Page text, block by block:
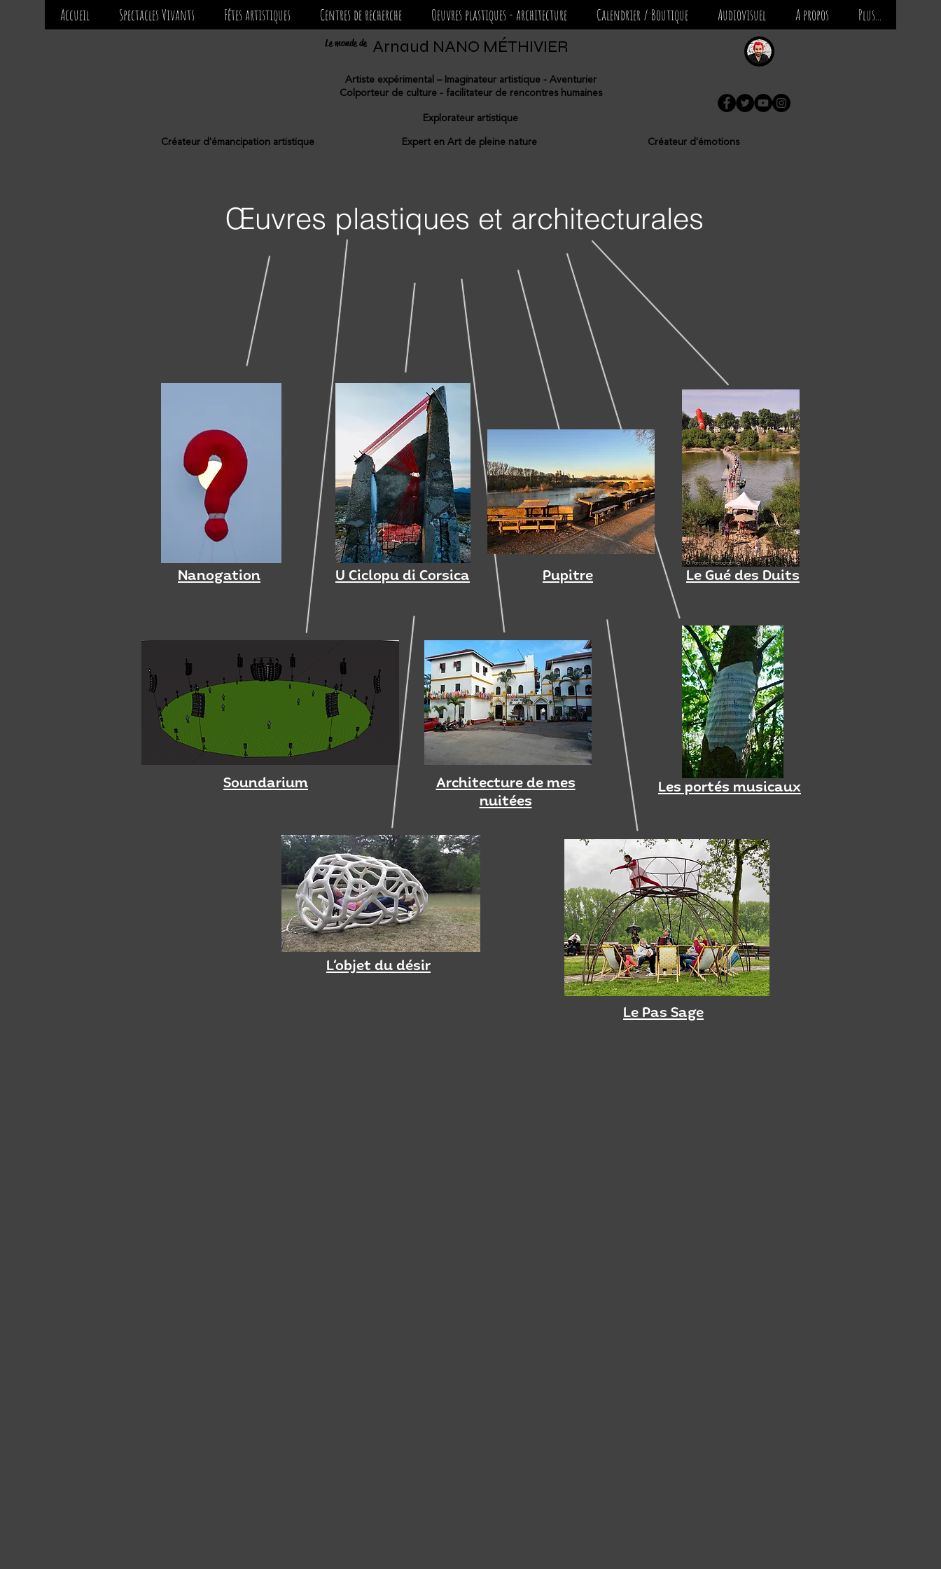
Accueil Spectacles Vivants Fêtes artistiques Centres de recherche Oeuvres plastiques - architecture Calendrier / Boutique Audiovisuel A propos Plus...
Arnaud NANO MÉTHIVIER
Le monde de
Artiste expérimental – Imaginateur artistique - Aventurier
Colporteur de culture - facilitateur de rencontres humaines
Explorateur artistique
Créateur d'émancipation artistique Expert en Art de pleine nature Créateur d'émotions
Œuvres plastiques et architecturales
Nanogation U Ciclopu di Corsica Pupitre Le Gué des Duits
Soundarium
Architecture de mes
nuitées
Les portés musicaux
L'objet du désir
Le Pas Sage